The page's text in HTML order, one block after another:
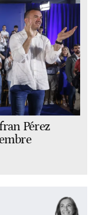
Pérez